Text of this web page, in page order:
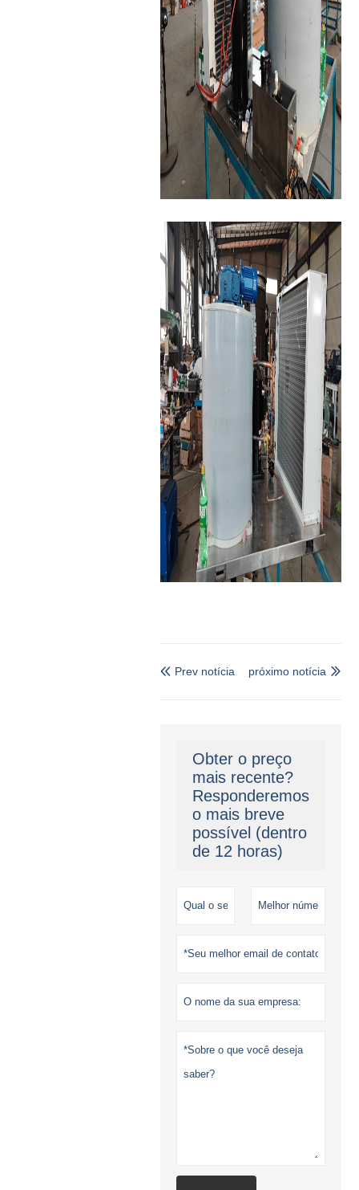
 Prev notícia 
próximo notícia
Obter o preço
mais recente?
Responderemos
o mais breve
possível (dentro
de 12 horas)